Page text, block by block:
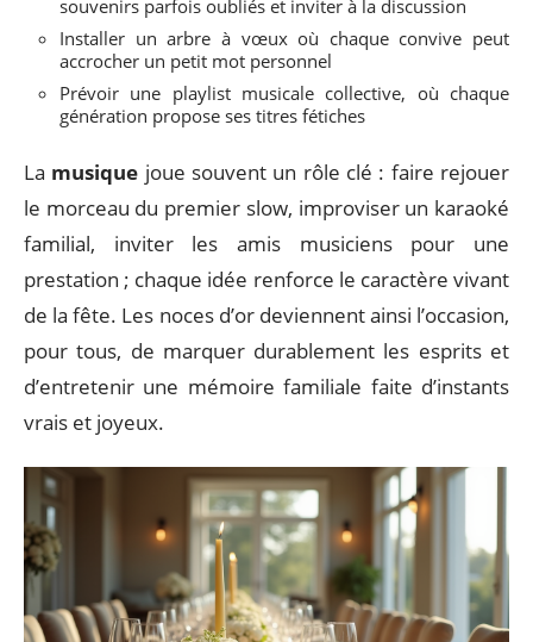
souvenirs parfois oubliés et inviter à la discussion
Installer un arbre à vœux où chaque convive peut
accrocher un petit mot personnel
Prévoir une playlist musicale collective, où chaque
génération propose ses titres fétiches
La musique joue souvent un rôle clé : faire rejouer
le morceau du premier slow, improviser un karaoké
familial, inviter les amis musiciens pour une
prestation ; chaque idée renforce le caractère vivant
de la fête. Les noces d’or deviennent ainsi l’occasion,
pour tous, de marquer durablement les esprits et
d’entretenir une mémoire familiale faite d’instants
vrais et joyeux.